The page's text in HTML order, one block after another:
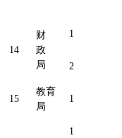
14
财
政
局
1
2
15
教育
局
1
1